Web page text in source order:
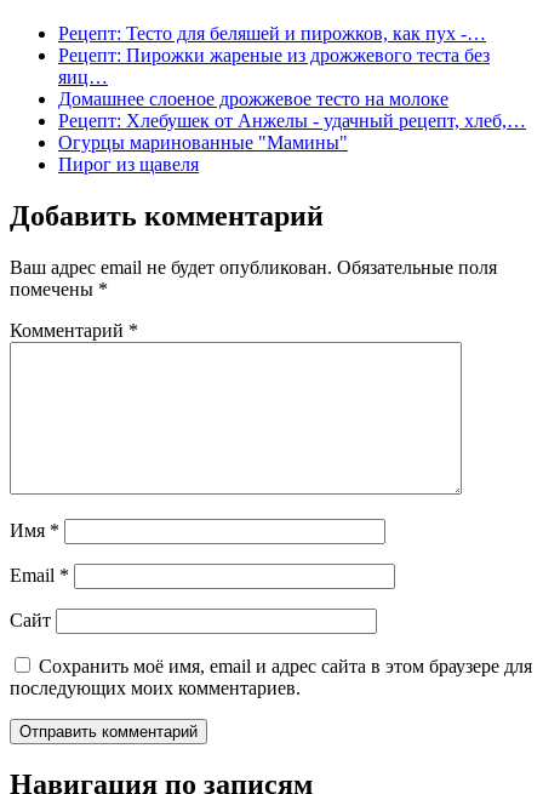
Рецепт: Тесто для беляшей и пирожков, как пух -…
Рецепт: Пирожки жареные из дрожжевого теста без
яиц…
Домашнее слоеное дрожжевое тесто на молоке
Рецепт: Хлебушек от Анжелы - удачный рецепт, хлеб,…
Огурцы маринованные "Мамины"
Пирог из щавеля
Добавить комментарий
Ваш адрес email не будет опубликован. Обязательные поля
помечены *
Комментарий *
Имя *
Email *
Сайт
Сохранить моё имя, email и адрес сайта в этом браузере для
последующих моих комментариев.
Навигация по записям